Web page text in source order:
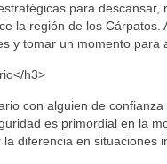
para
la región de los
y tomar un momento para
h3>
con alguien de
es primordial en la
diferencia en situaciones